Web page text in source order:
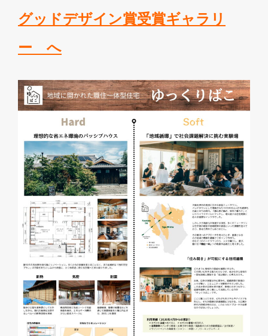
グッドデザイン賞受賞ギャラリ
ー へ